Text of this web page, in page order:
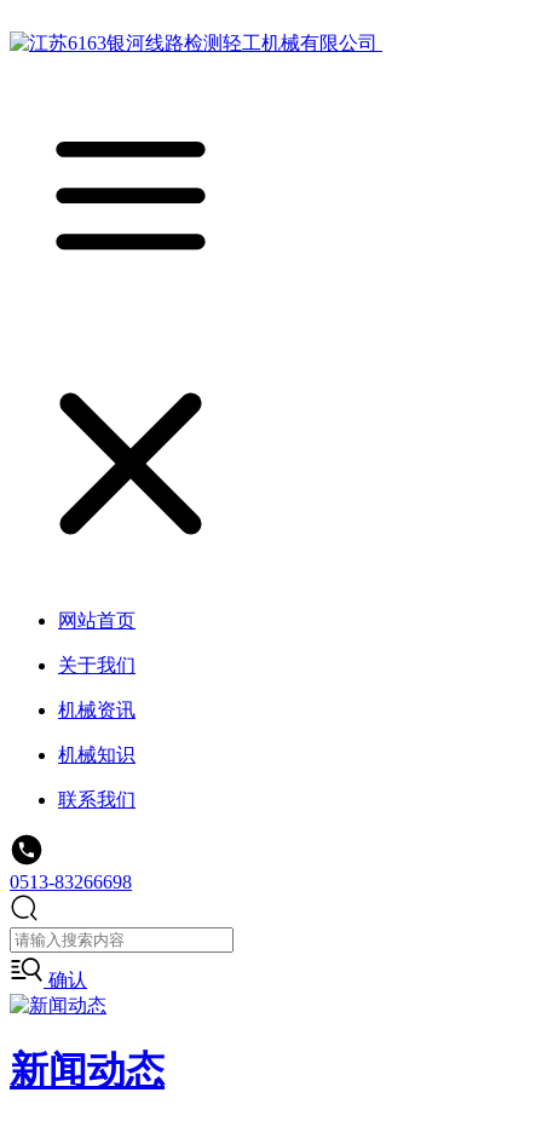
网站首页
关于我们
机械资讯
机械知识
联系我们
0513-83266698
确认
新闻动态